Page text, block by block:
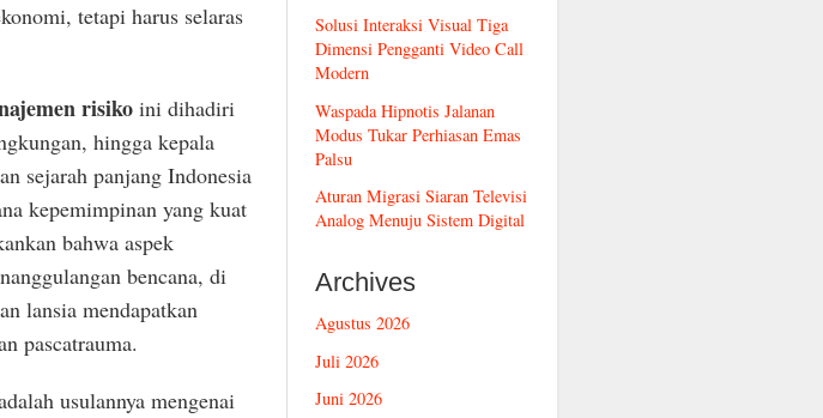
tetapi harus selaras
risikoini dihadiri
hingga kepala
sejarah panjang Indonesia
kepemimpinan yang kuat
bahwa aspek
bencana, di
lansia mendapatkan
pascatrauma.
usulannya mengenai
Solusi Interaksi Visual Tiga
Dimensi Pengganti Video Call
Modern
Waspada Hipnotis Jalanan
Modus Tukar Perhiasan Emas
Palsu
Aturan Migrasi Siaran Televisi
Analog Menuju Sistem Digital
Archives
Agustus 2026
Juli 2026
Juni 2026